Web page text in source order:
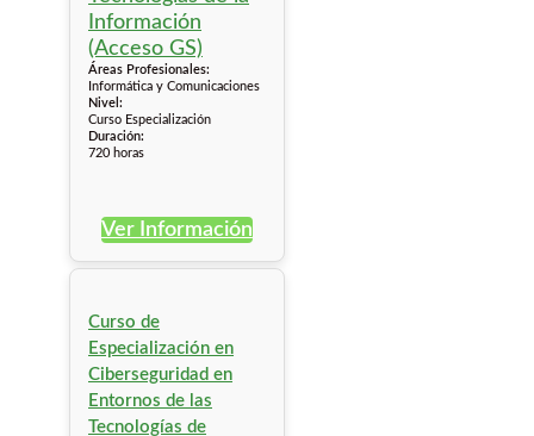
Áreas Profesionales:
Informática y Comunicaciones
Nivel:
Curso Especialización
Duración:
720 horas
Ver Información
Curso de
Especialización en
Ciberseguridad en
Entornos de las
Tecnologías de